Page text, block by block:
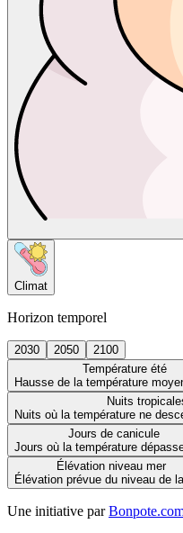
Climat
Horizon temporel
2030 2050
2100
Température été
Hausse de la température
Nuits
Nuits où la température ne
Jours de canicule
Jours où la température
Élévation niveau mer
Élévation prévue du niveau de
Une initiative par